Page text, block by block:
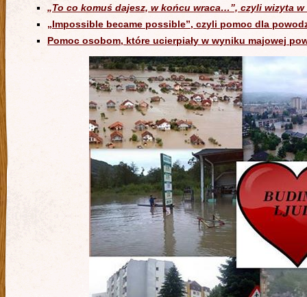
„To co komuś dajesz, w końcu wraca…”, czyli wizyta
„Impossible became possible”, czyli pomoc dla
Pomoc osobom, które ucierpiały w wyniku majowej